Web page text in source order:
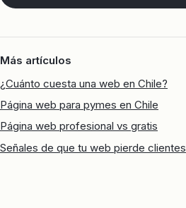
Más artículos
¿Cuánto cuesta una web en Chile?
Página web para pymes en Chile
Página web profesional vs gratis
Señales de que tu web pierde clientes